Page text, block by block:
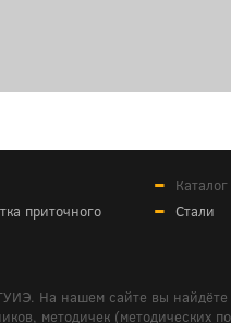
приточного
Стали
На нашем сайте вы
методичек (методических